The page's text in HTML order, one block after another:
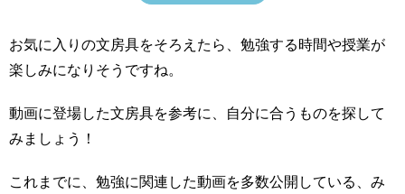
お気に入りの文房具をそろえたら、勉強する時間や授業が
楽しみになりそうですね。
動画に登場した文房具を参考に、自分に合うものを探して
みましょう！
これまでに、勉強に関連した動画を多数公開している、み